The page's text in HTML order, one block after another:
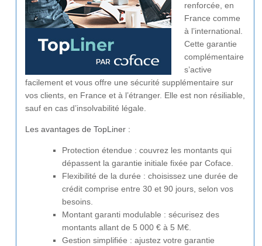
renforcée, en
France comme
à l’international.
Cette garantie
complémentaire
s’active
facilement et vous offre une sécurité supplémentaire sur
vos clients, en France et à l’étranger. Elle est non résiliable,
sauf en cas d’insolvabilité légale.
Les avantages de TopLiner :
Protection étendue : couvrez les montants qui
dépassent la garantie initiale fixée par Coface.
Flexibilité de la durée : choisissez une durée de
crédit comprise entre 30 et 90 jours, selon vos
besoins.
Montant garanti modulable : sécurisez des
montants allant de 5 000 € à 5 M€.
Gestion simplifiée : ajustez votre garantie